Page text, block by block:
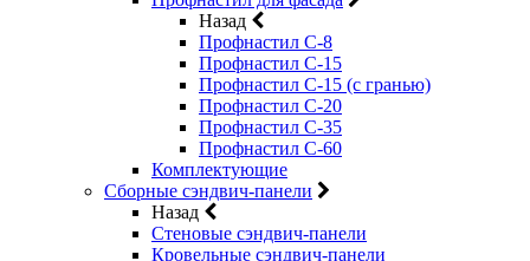
Назад
Профнастил С-8
Профнастил С-15
Профнастил С-15 (с гранью)
Профнастил С-20
Профнастил С-35
Профнастил С-60
Комплектующие
Сборные сэндвич-панели
Назад
Стеновые сэндвич-панели
Кровельные сэндвич-панели